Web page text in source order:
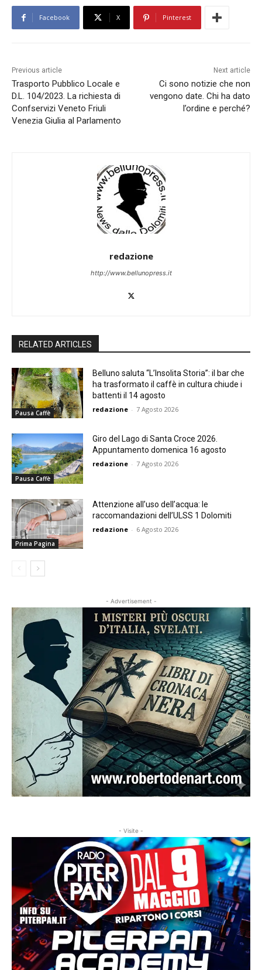
Facebook X Pinterest
Previous article
Trasporto Pubblico Locale e
D.L. 104/2023. La richiesta di
Confservizi Veneto Friuli
Venezia Giulia al Parlamento
Next article
Ci sono notizie che non
vengono date. Chi ha dato
l’ordine e perché?
redazione
http://www.bellunopress.it
RELATED ARTICLES
Pausa Caffè
Belluno saluta “L’Insolita Storia”: il bar che
ha trasformato il caffè in cultura chiude i
battenti il 14 agosto
redazione - 7 Agosto 2026
Pausa Caffè
Giro del Lago di Santa Croce 2026.
Appuntamento domenica 16 agosto
redazione - 7 Agosto 2026
Prima Pagina
Attenzione all’uso dell’acqua: le
raccomandazioni dell’ULSS 1 Dolomiti
redazione - 6 Agosto 2026
- Advertisement -
- Visite -